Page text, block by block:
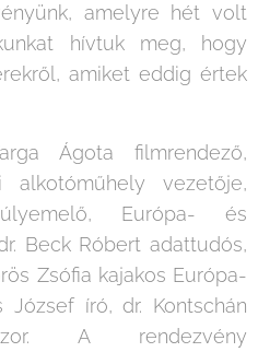
amelyre hét volt
hívtuk meg, hogy
amiket eddig értek
Ágota filmrendező,
alkotóműhely vezetője,
Európa- és
Beck Róbert adattudós,
Zsófia kajakos Európa-
József író, dr. Kontschán
A rendezvény